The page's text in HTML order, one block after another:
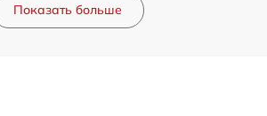
Показать больше